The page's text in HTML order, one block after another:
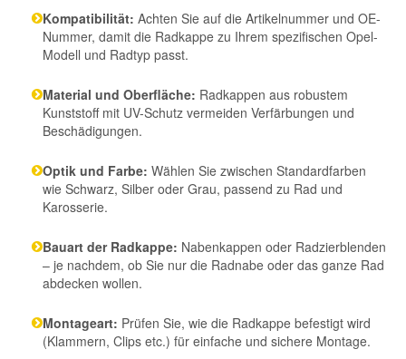
Kompatibilität: Achten Sie auf die Artikelnummer und OE-
Nummer, damit die Radkappe zu Ihrem spezifischen Opel-
Modell und Radtyp passt.
Material und Oberfläche: Radkappen aus robustem
Kunststoff mit UV-Schutz vermeiden Verfärbungen und
Beschädigungen.
Optik und Farbe: Wählen Sie zwischen Standardfarben
wie Schwarz, Silber oder Grau, passend zu Rad und
Karosserie.
Bauart der Radkappe: Nabenkappen oder Radzierblenden
– je nachdem, ob Sie nur die Radnabe oder das ganze Rad
abdecken wollen.
Montageart: Prüfen Sie, wie die Radkappe befestigt wird
(Klammern, Clips etc.) für einfache und sichere Montage.